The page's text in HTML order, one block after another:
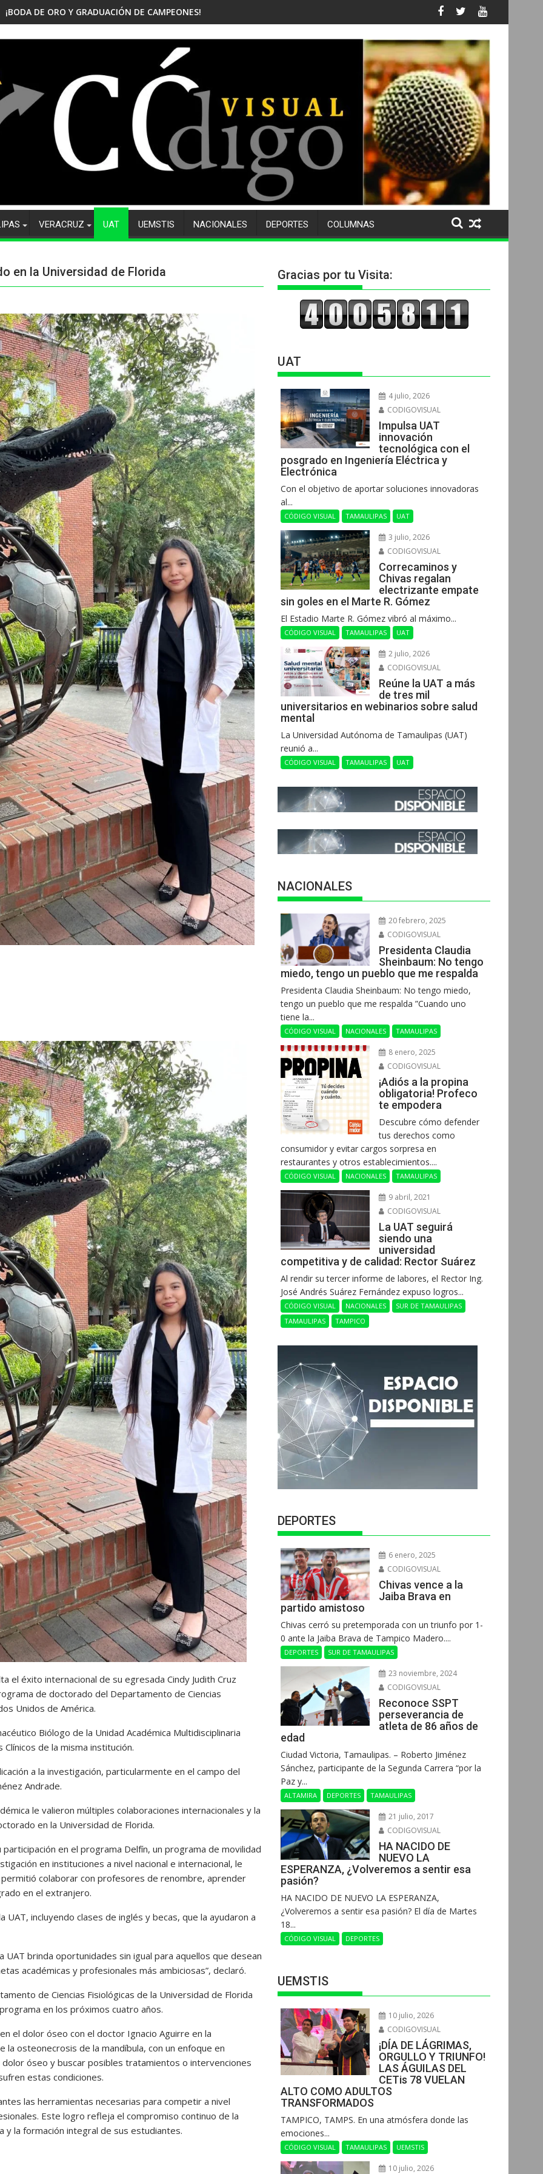
¡BODA DE ORO Y GRADUACIÓN DE CAMPEONES! CELEBRA EL CBTis No. 105 SU 50 ANIVERSARIO Y DESPIDE A MÁS DE 500
VERACRUZ UAT UEMSTIS NACIONALES DEPORTES COLUMNAS
en la Universidad de Florida
el éxito internacional de su egresada Cindy Judith Cruz
de doctorado del Departamento de Ciencias
Unidos de América.
Biólogo de la Unidad Académica Multidisciplinaria
de la misma institución.
a la investigación, particularmente en el campo del
Andrade.
le valieron múltiples colaboraciones internacionales y la
en la Universidad de Florida.
en el programa Delfín, un programa de movilidad
en instituciones a nivel nacional e internacional, le
colaborar con profesores de renombre, aprender
en el extranjero.
incluyendo clases de inglés y becas, que la ayudaron a
UAT brinda oportunidades sin igual para aquellos que desean
académicas y profesionales más ambiciosas”, declaró.
de Ciencias Fisiológicas de la Universidad de Florida
en los próximos cuatro años.
el dolor óseo con el doctor Ignacio Aguirre en la
osteonecrosis de la mandíbula, con un enfoque en
óseo y buscar posibles tratamientos o intervenciones
estas condiciones.
las herramientas necesarias para competir a nivel
Este logro refleja el compromiso continuo de la
y la formación integral de sus estudiantes.
Gracias por tu Visita:
UAT
4 julio, 2026
CODIGOVISUAL
Impulsa UAT
innovación
tecnológica con el
posgrado en Ingeniería Eléctrica y
Electrónica
Con el objetivo de aportar soluciones innovadoras
al...
CÓDIGO VISUAL TAMAULIPAS UAT
3 julio, 2026
CODIGOVISUAL
Correcaminos y
Chivas regalan
electrizante empate
sin goles en el Marte R. Gómez
El Estadio Marte R. Gómez vibró al máximo...
CÓDIGO VISUAL TAMAULIPAS UAT
2 julio, 2026
CODIGOVISUAL
Reúne la UAT a más
de tres mil
universitarios en webinarios sobre salud
mental
La Universidad Autónoma de Tamaulipas (UAT)
reunió a...
CÓDIGO VISUAL TAMAULIPAS UAT
NACIONALES
20 febrero, 2025
CODIGOVISUAL
Presidenta Claudia
Sheinbaum: No tengo
miedo, tengo un pueblo que me respalda
Presidenta Claudia Sheinbaum: No tengo miedo,
tengo un pueblo que me respalda ”Cuando uno
tiene la...
CÓDIGO VISUAL NACIONALES TAMAULIPAS
8 enero, 2025
CODIGOVISUAL
¡Adiós a la propina
obligatoria! Profeco
te empodera
Descubre cómo defender
tus derechos como
consumidor y evitar cargos sorpresa en
restaurantes y otros establecimientos....
CÓDIGO VISUAL NACIONALES TAMAULIPAS
9 abril, 2021
CODIGOVISUAL
La UAT seguirá
siendo una
universidad
competitiva y de calidad: Rector Suárez
Al rendir su tercer informe de labores, el Rector Ing.
José Andrés Suárez Fernández expuso logros...
CÓDIGO VISUAL NACIONALES
SUR DE TAMAULIPAS
TAMAULIPAS
TAMPICO
DEPORTES
6 enero, 2025
CODIGOVISUAL
Chivas vence a la
Jaiba Brava en
partido amistoso
Chivas cerró su pretemporada con un triunfo por 1-
0 ante la Jaiba Brava de Tampico Madero....
DEPORTES SUR DE TAMAULIPAS
23 noviembre, 2024
CODIGOVISUAL
Reconoce SSPT
perseverancia de
atleta de 86 años de
edad
Ciudad Victoria, Tamaulipas. – Roberto Jiménez
Sánchez, participante de la Segunda Carrera “por la
Paz y...
ALTAMIRA DEPORTES TAMAULIPAS
21 julio, 2017
CODIGOVISUAL
HA NACIDO DE
NUEVO LA
ESPERANZA, ¿Volveremos a sentir esa
pasión?
HA NACIDO DE NUEVO LA ESPERANZA,
¿Volveremos a sentir esa pasión? El día de Martes
18...
CÓDIGO VISUAL DEPORTES
UEMSTIS
10 julio, 2026
CODIGOVISUAL
¡DÍA DE LÁGRIMAS,
ORGULLO Y TRIUNFO!
LAS ÁGUILAS DEL
CETis 78 VUELAN
ALTO COMO ADULTOS
TRANSFORMADOS
​TAMPICO, TAMPS. En una atmósfera donde las
emociones...
CÓDIGO VISUAL TAMAULIPAS UEMSTIS
10 julio, 2026